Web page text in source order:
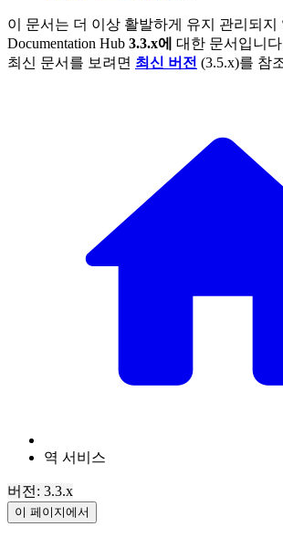
이 문서는 더 이상 활발하게 유지 관리되지
Documentation Hub 3.3.x에 대한 문서입니
최신 문서를 보려면 최신 버전 (3.5.x)를 참
역 서비스
버전: 3.3.x
이 페이지에서